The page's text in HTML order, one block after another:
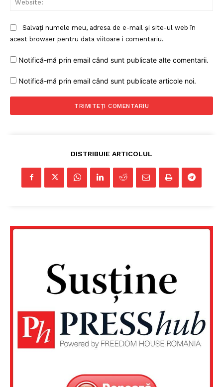
FREEDOM HOUSE ROMÂNIA
PRESShub
Proiecte editoriale
Salvați numele meu, adresa de e-mail și site-ul web în
acest browser pentru data viitoare i comentariu.
Notifică-mă prin email când sunt publicate alte comentarii.
Notifică-mă prin email când sunt publicate articole noi.
DISTRIBUIE ARTICOLUL